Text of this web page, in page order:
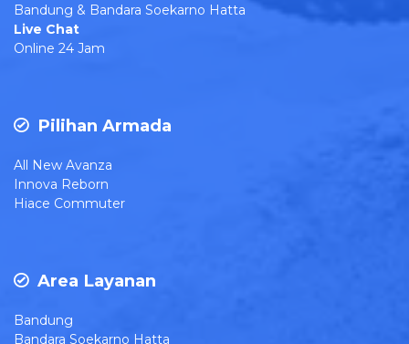
Bandung & Bandara Soekarno Hatta
Live Chat
Online 24 Jam
Pilihan Armada
All New Avanza
Innova Reborn
Hiace Commuter
Area Layanan
Bandung
Bandara Soekarno Hatta